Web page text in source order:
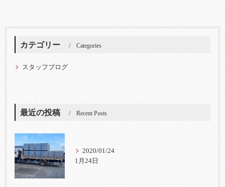
カテゴリー Categories
スタッフブログ
最近の投稿 Recent Posts
2020/01/24
1月24日